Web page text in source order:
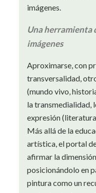
imágenes.
Una herramienta
imágenes
Aproximarse, con
transversalidad,
(mundo vivo,
la transmedialidad,
expresión
Más allá de la
artística, el portal
afirmar la
posicionándolo en
pintura como un